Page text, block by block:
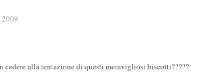
cedere alla tentazione di questi meravigliosi biscotti?????